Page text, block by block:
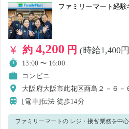
ファミリーマート経
約 4,200 円(時給1,400
13:00 〜 16:00
コンビニ
大阪府大阪市此花区酉島２－６－
[電車]伝法徒歩14分
ファミリーマートの レジ・接客業務を中心にお任